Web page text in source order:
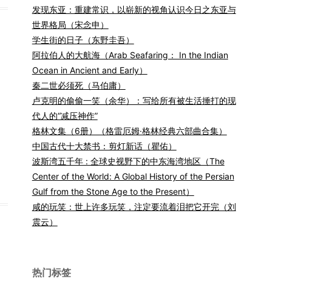
发现东亚：重建常识，以崭新的视角认识今日之东亚与
世界格局（宋念申）
学生街的日子（东野圭吾）
阿拉伯人的大航海（Arab Seafaring： In the Indian
Ocean in Ancient and Early）
秦二世必须死（马伯庸）
卢克明的偷偷一笑（余华）：写给所有被生活捶打的现
代人的“减压神作”
格林文集（6册）（格雷厄姆·格林经典六部曲合集）
中国古代十大禁书：剪灯新话（瞿佑）
波斯湾五千年 : 全球史视野下的中东海湾地区（The
Center of the World: A Global History of the Persian
Gulf from the Stone Age to the Present）
咸的玩笑：世上许多玩笑，注定要流着泪把它开完（刘
震云）
热门标签